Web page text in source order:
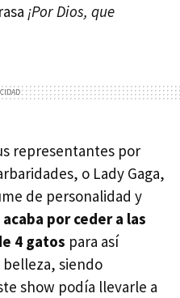
¡Por Dios, que
representantes por
o Lady Gaga,
de personalidad y
acaba por ceder a las
4 gatos para así
belleza, siendo
show podía llevarle a